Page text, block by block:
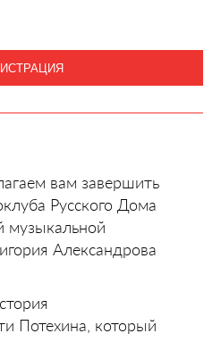
вам завершить
Русского Дома
музыкальной
Александрова
Потехина, который